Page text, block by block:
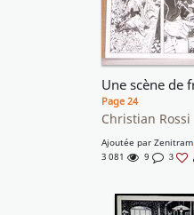
Page 24
Christian Rossi
Ajoutée par Zenitram
3 081
9 3